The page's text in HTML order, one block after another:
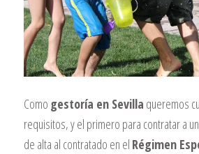
Como gestoría en Sevilla queremos
requisitos, y el primero para contratar a
de alta al contratado en el Régimen